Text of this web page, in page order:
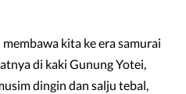
kita ke era samurai
di kaki Gunung Yotei,
dingin dan salju tebal,